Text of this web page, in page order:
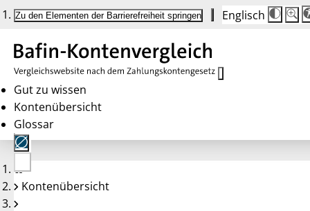
Zu den Elementen der Barrierefreiheit springen Englisch
Die
100%
Gut zu wissen
Kontenübersicht
Glossar
Keine
Konten
Kontenübersicht